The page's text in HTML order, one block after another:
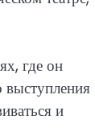
где он
и